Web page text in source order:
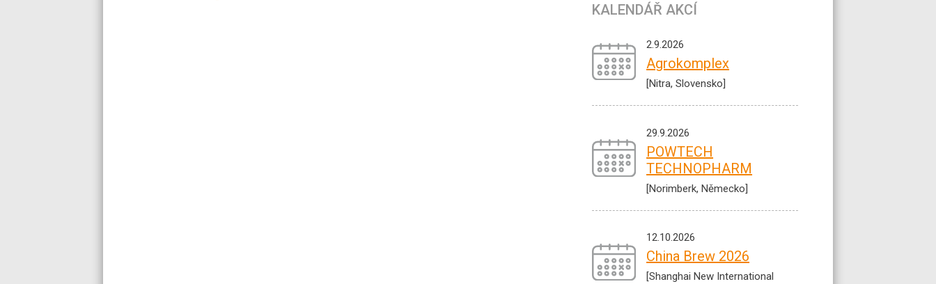
KALENDÁŘ AKCÍ
2.9.2026
Agrokomplex
[Nitra, Slovensko]
29.9.2026
POWTECH
TECHNOPHARM
[Norimberk, Německo]
12.10.2026
China Brew 2026
[Shanghai New International